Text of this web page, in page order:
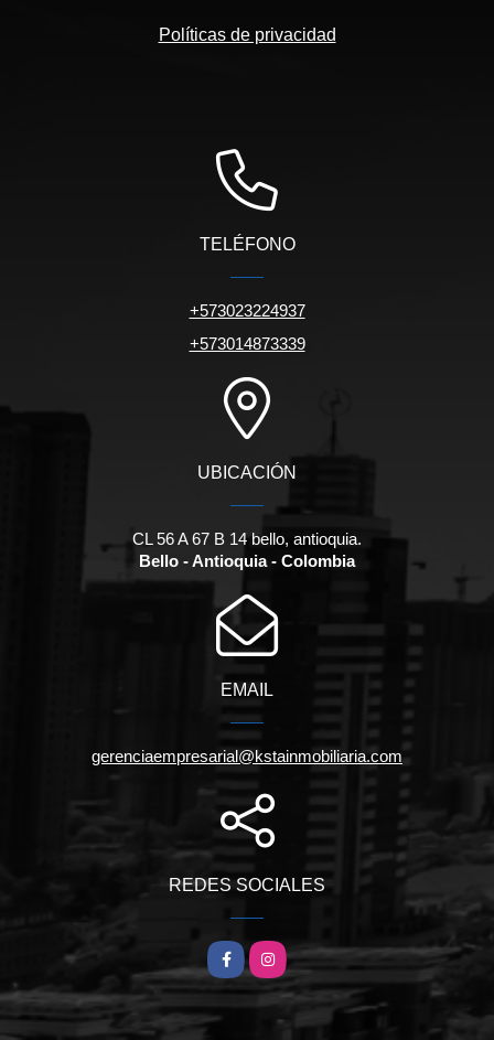
Políticas de privacidad
TELÉFONO
+573023224937
+573014873339
UBICACIÓN
CL 56 A 67 B 14 bello, antioquia.
Bello - Antioquia - Colombia
EMAIL
gerenciaempresarial@kstainmobiliaria.com
REDES SOCIALES
FacebookInstagram